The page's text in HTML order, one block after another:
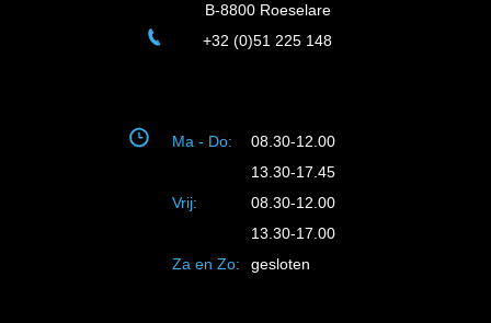
B-8800 Roeselare
+32 (0)51 225 148
Ma - Do:
08.30-12.00
13.30-17.45
Vrij:
08.30-12.00
13.30-17.00
Za en Zo:
gesloten